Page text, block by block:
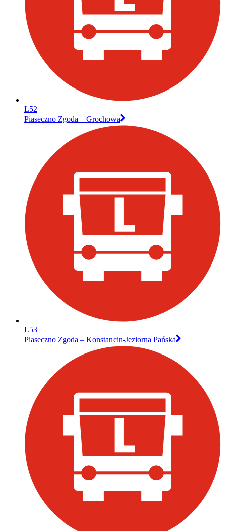
L52
Piaseczno Zgoda – Grochowa
L53
Piaseczno Zgoda – Konstancin-Jeziorna Pańska